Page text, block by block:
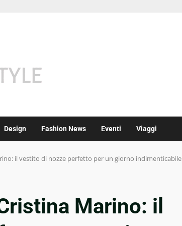
Design Fashion News Eventi Viaggi
il vestito di nozze perfetto per un giorno indimenticabile
Marino: il